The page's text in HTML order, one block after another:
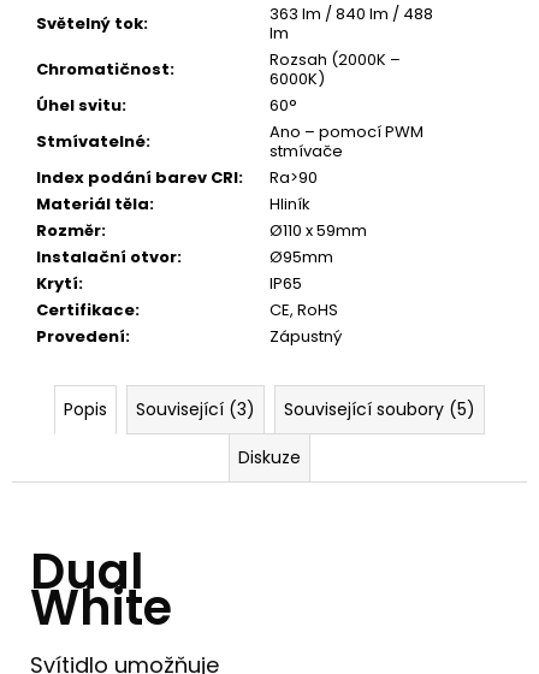
Světelný tok:
363 lm / 840 lm / 488
lm
Chromatičnost:
Rozsah (2000K –
6000K)
Úhel svitu:
60°
Stmívatelné:
Ano – pomocí PWM
stmívače
Index podání barev CRI:
Ra>90
Materiál těla:
Hliník
Rozměr:
Ø110 x 59mm
Instalační otvor:
Ø95mm
Krytí:
IP65
Certifikace:
CE, RoHS
Provedení: Zápustný
Popis Související (3)
Související soubory (5)
Diskuze
Dual
White
Svítidlo umožňuje